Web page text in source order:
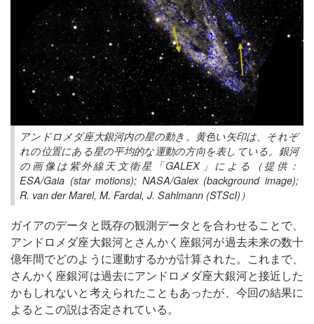
アンドロメダ座大銀河内の星の動き。黄色い矢印は、それぞ
れの位置にある星の平均的な運動の方向を表している。銀河
の画像は紫外線天文衛星「GALEX」による（提供：
ESA/Gaia (star motions); NASA/Galex (background image);
R. van der Marel, M. Fardal, J. Sahlmann (STScI)）
ガイアのデータと既存の観測データとを合わせることで、
アンドロメダ座大銀河とさんかく座銀河が過去未来の数十
億年間でどのように運動するかが計算された。これまで、
さんかく座銀河は過去にアンドロメダ座大銀河と接近した
かもしれないと考えられたこともあったが、今回の結果に
よるとこの説は否定されている。